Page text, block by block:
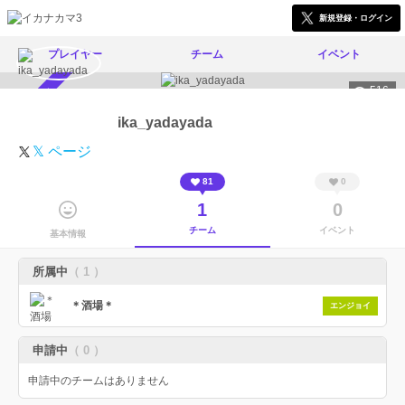
新規登録・ログイン
プレイヤー チーム イベント
516
ika_yadayada
𝕏 ページ
基本情報
81
1
チーム
0
0
イベント
所属中 （ 1 ）
＊酒場＊ エンジョイ
申請中 （ 0 ）
申請中のチームはありません